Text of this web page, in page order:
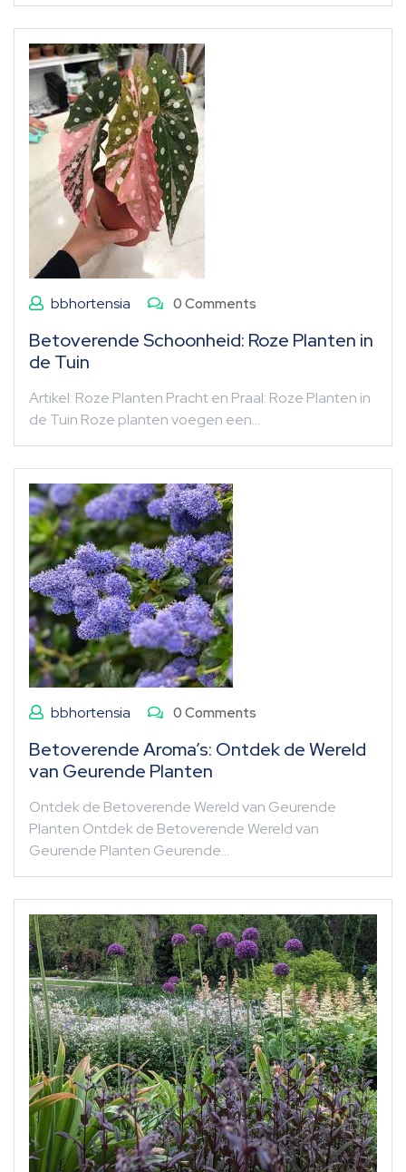
bbhortensia 0 Comments
Betoverende Schoonheid: Roze Planten in
de Tuin
Artikel: Roze Planten Pracht en Praal: Roze Planten in
de Tuin Roze planten voegen een…
bbhortensia 0 Comments
Betoverende Aroma’s: Ontdek de Wereld
van Geurende Planten
Ontdek de Betoverende Wereld van Geurende
Planten Ontdek de Betoverende Wereld van
Geurende Planten Geurende…